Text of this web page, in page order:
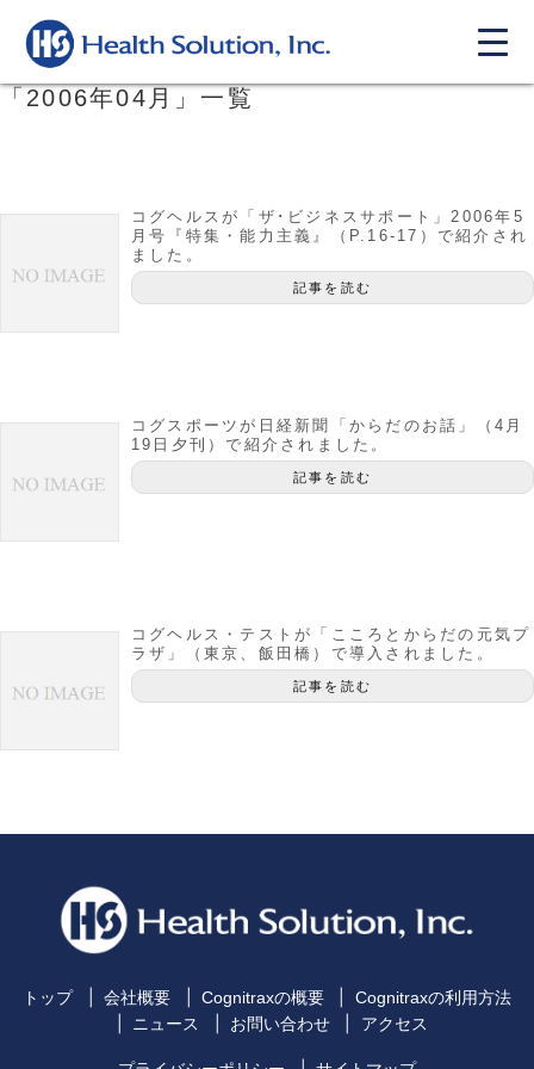
「 2006年04月 」 一覧
コグヘルスが「ザ･ビジネスサポート」2006年5
月号『特集・能力主義』（P.16-17）で紹介され
ました。
記事を読む
コグスポーツが日経新聞「からだのお話」（4月
19日夕刊）で紹介されました。
記事を読む
コグヘルス・テストが「こころとからだの元気プ
ラザ」（東京、飯田橋）で導入されました。
記事を読む
トップ 会社概要 Cognitraxの概要
Cognitraxの利用方法
ニュース
お問い合わせ アクセス